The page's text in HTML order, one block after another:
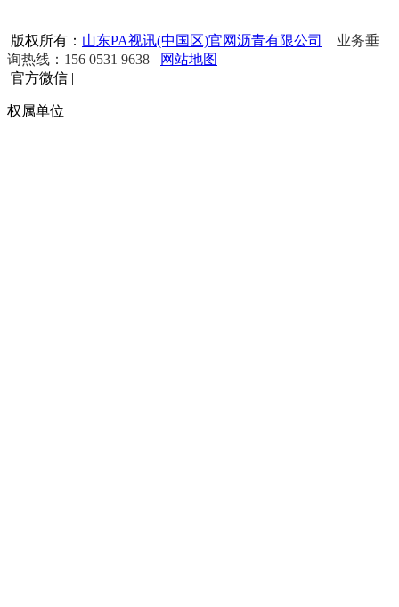
版权所有： 山东PA视讯(中国区)官网沥青有限公司
业务垂
询热线：156 0531 9638
网站地图
官方微信 |
权属单位